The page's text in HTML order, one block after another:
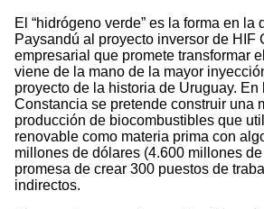
El “hidrógeno verde” es la forma en la
Paysandú al proyecto inversor de HIF
empresarial que promete transformar
viene de la mano de la mayor
proyecto de la historia de Uruguay. En
Constancia se pretende construir una
producción de biocombustibles que
renovable como materia prima con
millones de dólares (4.600 millones
promesa de crear 300 puestos de
indirectos.